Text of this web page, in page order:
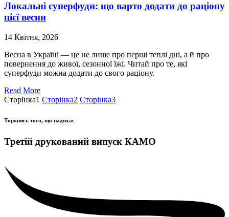
Локальні суперфуди: що варто додати до раціону
цієї весни
14 Квітня, 2026
Весна в Україні — це не лише про перші теплі дні, а й про
повернення до живої, сезонної їжі. Читай про те, які
суперфуди можна додати до свого раціону.
Read More
Сторінка1 Сторінка2 Сторінка3
Торкнись того, що надихає
Третій друкований випуск КАМО